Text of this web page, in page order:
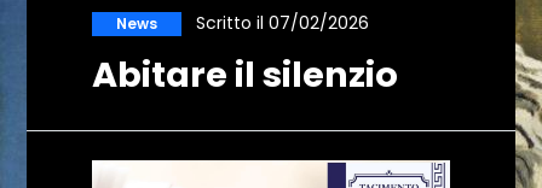
News Scritto il 07/02/2026
Abitare il silenzio